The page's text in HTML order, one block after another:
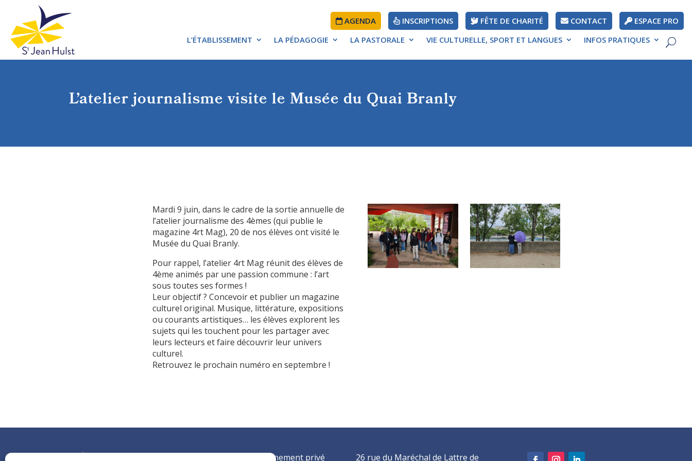
AGENDA INSCRIPTIONS FÊTE DE CHARITÉ CONTACT
ESPACE PRO
L’ÉTABLISSEMENT
PROJET D’ÉTABLISSEMENT
LA PÉDAGOGIE LA PASTORALE VIE CULTURELLE, SPORT ET LANGUES INFOS PRATIQUES
L’atelier journalisme visite le Musée du Quai Branly
Mardi 9 juin, dans le cadre de la sortie annuelle de
l’atelier journalisme des 4èmes (qui publie le
magazine 4rt Mag), 20 de nos élèves ont visité le
Musée du Quai Branly.
Pour rappel, l’atelier 4rt Mag réunit des élèves de
4ème animés par une passion commune : l’art
sous toutes ses formes !
Leur objectif ? Concevoir et publier un magazine
culturel original. Musique, littérature, expositions
ou courants artistiques… les élèves explorent les
sujets qui les touchent pour les partager avec
leurs lecteurs et faire découvrir leur univers
culturel.
Retrouvez le prochain numéro en septembre !
Etablissement d’enseignement privé 26 rue du Maréchal de Lattre de